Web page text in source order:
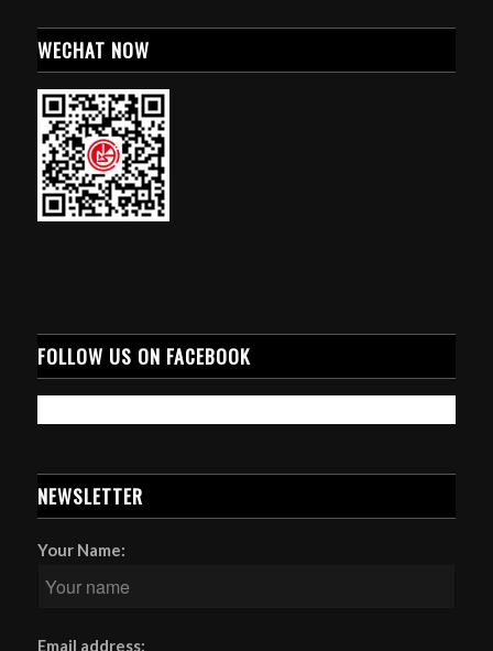
WECHAT NOW
FOLLOW US ON FACEBOOK
NEWSLETTER
Your Name:
Email address: